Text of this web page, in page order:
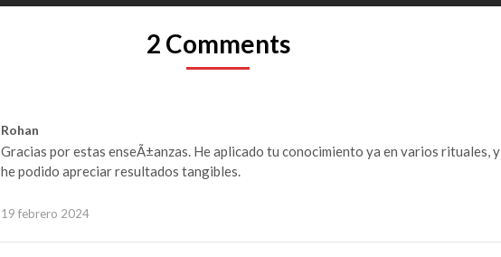
2 Comments
Rohan
Gracias por estas enseÃ±anzas. He aplicado tu conocimiento ya en varios rituales, y
he podido apreciar resultados tangibles.
19 febrero 2024